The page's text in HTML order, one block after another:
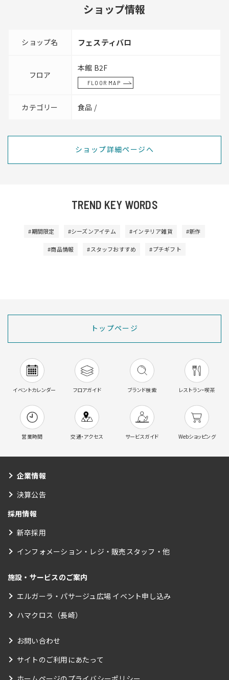
ショップ情報
ショップ名 フェスティバロ
フロア
本館 B2F
FLOOR MAP
カテゴリー 食品 /
ショップ詳細ページへ
TREND KEY WORDS
#期間限定 #シーズンアイテム #インテリア雑貨 #新作
#商品情報 #スタッフおすすめ #プチギフト
トップページ
イベントカレンダー フロアガイド ブランド検索 レストラン・喫茶
営業時間 交通・アクセス サービスガイド Webショッピング
企業情報
決算公告
採用情報
新卒採用
インフォメーション・レジ・販売スタッフ・他
施設・サービスのご案内
エルガーラ・パサージュ広場 イベント申し込み
ハマクロス（長崎）
お問い合わせ
サイトのご利用にあたって